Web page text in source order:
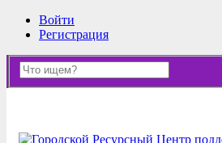
Войти
Регистрация